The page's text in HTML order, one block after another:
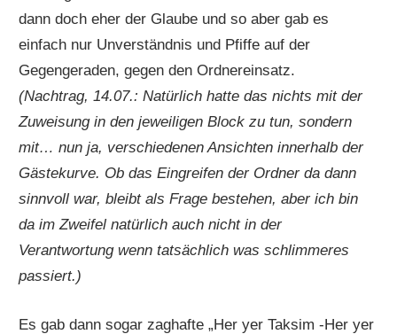
dann doch eher der Glaube und so aber gab es
einfach nur Unverständnis und Pfiffe auf der
Gegengeraden, gegen den Ordnereinsatz.
(Nachtrag, 14.07.: Natürlich hatte das nichts mit der
Zuweisung in den jeweiligen Block zu tun, sondern
mit… nun ja, verschiedenen Ansichten innerhalb der
Gästekurve. Ob das Eingreifen der Ordner da dann
sinnvoll war, bleibt als Frage bestehen, aber ich bin
da im Zweifel natürlich auch nicht in der
Verantwortung wenn tatsächlich was schlimmeres
passiert.)
Es gab dann sogar zaghafte „Her yer Taksim -Her yer